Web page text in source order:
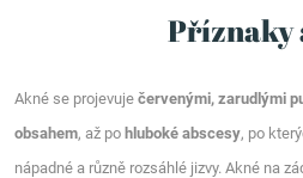
Příznaky
Akné se projevuječervenými, zarudlými
obsahem, až po hluboké abscesy, po
nápadné a různě rozsáhlé jizvy. Akné na